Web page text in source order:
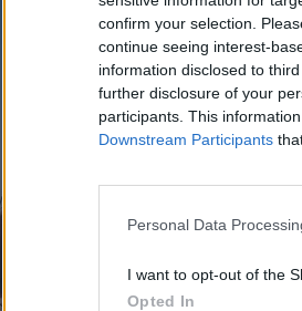
confirm your selection.
continue seeing interest-
information disclosed to
further disclosure of your
participants. This
Downstream Participants
Personal Data
I want to opt-out of the
Opted In